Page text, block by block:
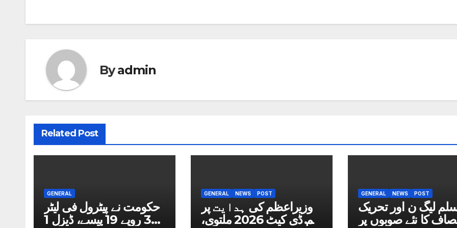
Byadmin
Related Post
GENERAL
حکومت نے پیٹرول فی لیٹر
3 روپے 19 پیسے، ڈیزل 1
GENERAL NEWS POST
وزیراعظم کی ہدایت پر
ایم ڈی کیٹ 2026 ملتوی،
GENERAL NEWS POST
لیگ ن اور تحریک
کا نئے صوبوں پر